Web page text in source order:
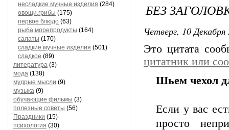
несладкие мучные изделия (284)
овощи,грибы (175)
первое блюдо (63)
рыба,морепродукты (164)
салаты (170)
сладкие мучные изделия (501)
сладкое (89)
литература (3)
мода (138)
мудрые мысли (9)
музыка (9)
обучающие фильмы (3)
полезные советы (56)
Праздники (15)
психология (30)
БЕЗ
Четверг, 10
Это цитата
цитатник или
Шьем чехол
Если у вас
просто